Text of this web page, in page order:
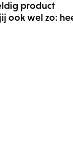
product
ook wel zo: